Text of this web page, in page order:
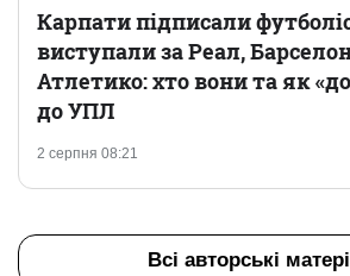
2 серпня 08:21
Карпати підписали
виступали за Реал,
Атлетико: хто вони та як
до УПЛ
Всі авторські